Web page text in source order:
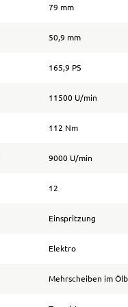
79 mm
50,9 mm
165,9 PS
11500 U/min
112 Nm
9000 U/min
12
Einspritzung
Elektro
Mehrscheiben im